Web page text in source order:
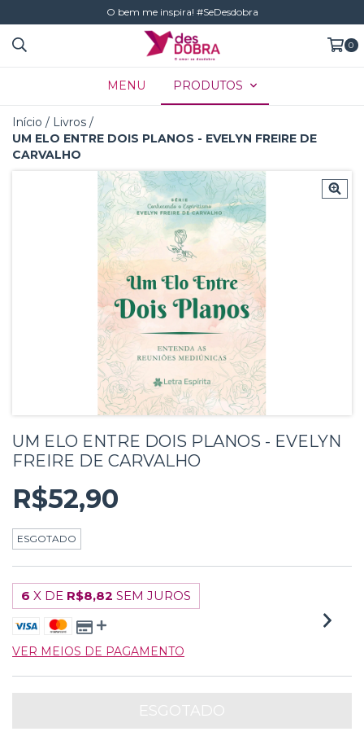
O bem me inspira! #SeDesdobra
0
MENU PRODUTOS
Início / Livros /
UM ELO ENTRE DOIS PLANOS - EVELYN FREIRE DE
CARVALHO
UM ELO ENTRE DOIS PLANOS - EVELYN
FREIRE DE CARVALHO
R$52,90
ESGOTADO
6 X DE R$8,82 SEM JUROS
VER MEIOS DE PAGAMENTO